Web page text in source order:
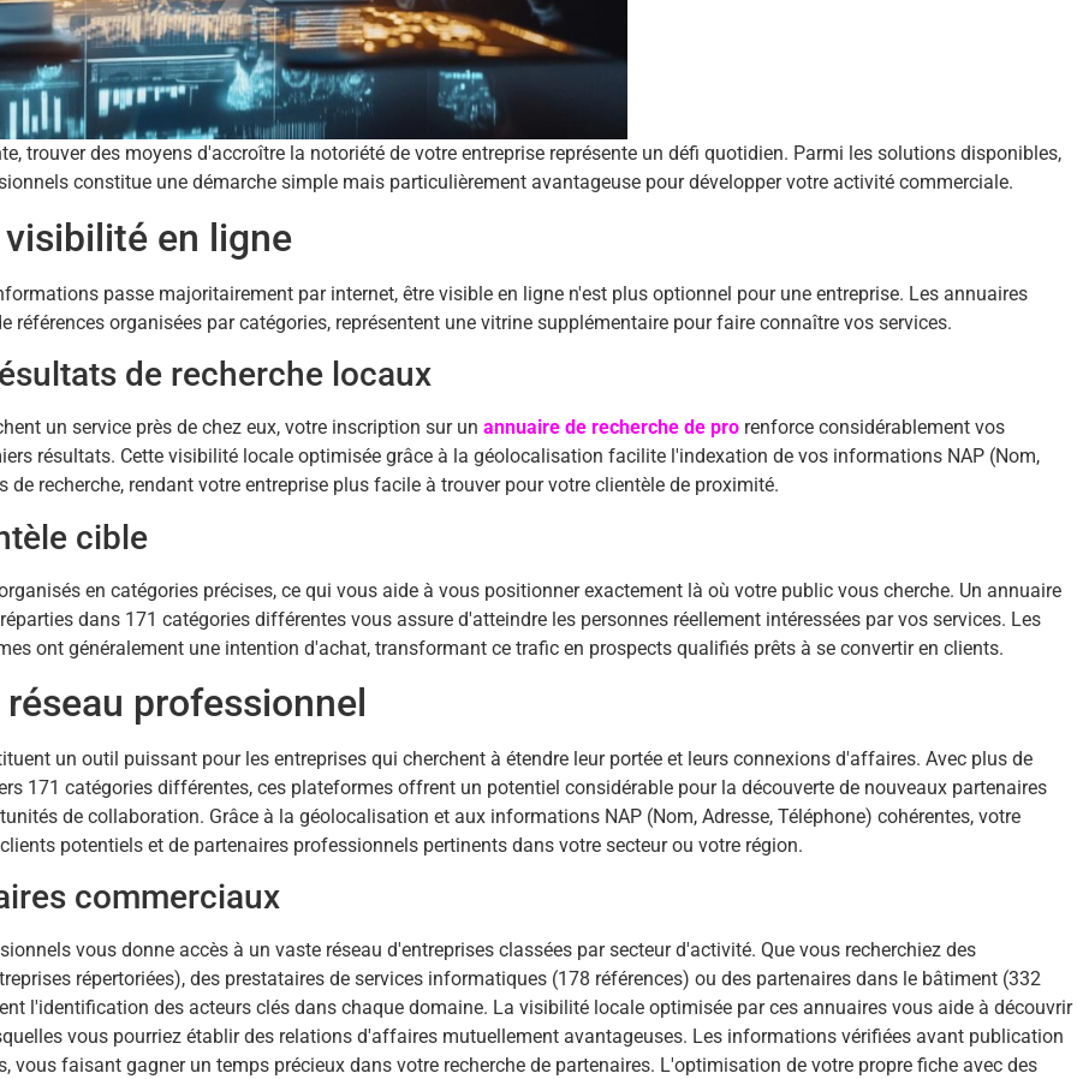
trouver des moyens d'accroître la notoriété de votre entreprise représente un défi quotidien. Parmi les solutions disponibles,
constitue une démarche simple mais particulièrement avantageuse pour développer votre activité commerciale.
en ligne
passe majoritairement par internet, être visible en ligne n'est plus optionnel pour une entreprise. Les annuaires
références organisées par catégories, représentent une vitrine supplémentaire pour faire connaître vos services.
de recherche locaux
un service près de chez eux, votre inscription sur un annuaire de recherche de pro renforce considérablement vos
résultats. Cette visibilité locale optimisée grâce à la géolocalisation facilite l'indexation de vos informations NAP (Nom,
de recherche, rendant votre entreprise plus facile à trouver pour votre clientèle de proximité.
cible
en catégories précises, ce qui vous aide à vous positionner exactement là où votre public vous cherche. Un annuaire
dans 171 catégories différentes vous assure d'atteindre les personnes réellement intéressées par vos services. Les
ont généralement une intention d'achat, transformant ce trafic en prospects qualifiés prêts à se convertir en clients.
professionnel
un outil puissant pour les entreprises qui cherchent à étendre leur portée et leurs connexions d'affaires. Avec plus de
171 catégories différentes, ces plateformes offrent un potentiel considérable pour la découverte de nouveaux partenaires
de collaboration. Grâce à la géolocalisation et aux informations NAP (Nom, Adresse, Téléphone) cohérentes, votre
potentiels et de partenaires professionnels pertinents dans votre secteur ou votre région.
commerciaux
vous donne accès à un vaste réseau d'entreprises classées par secteur d'activité. Que vous recherchiez des
répertoriées), des prestataires de services informatiques (178 références) ou des partenaires dans le bâtiment (332
l'identification des acteurs clés dans chaque domaine. La visibilité locale optimisée par ces annuaires vous aide à découvrir
vous pourriez établir des relations d'affaires mutuellement avantageuses. Les informations vérifiées avant publication
vous faisant gagner un temps précieux dans votre recherche de partenaires. L'optimisation de votre propre fiche avec des